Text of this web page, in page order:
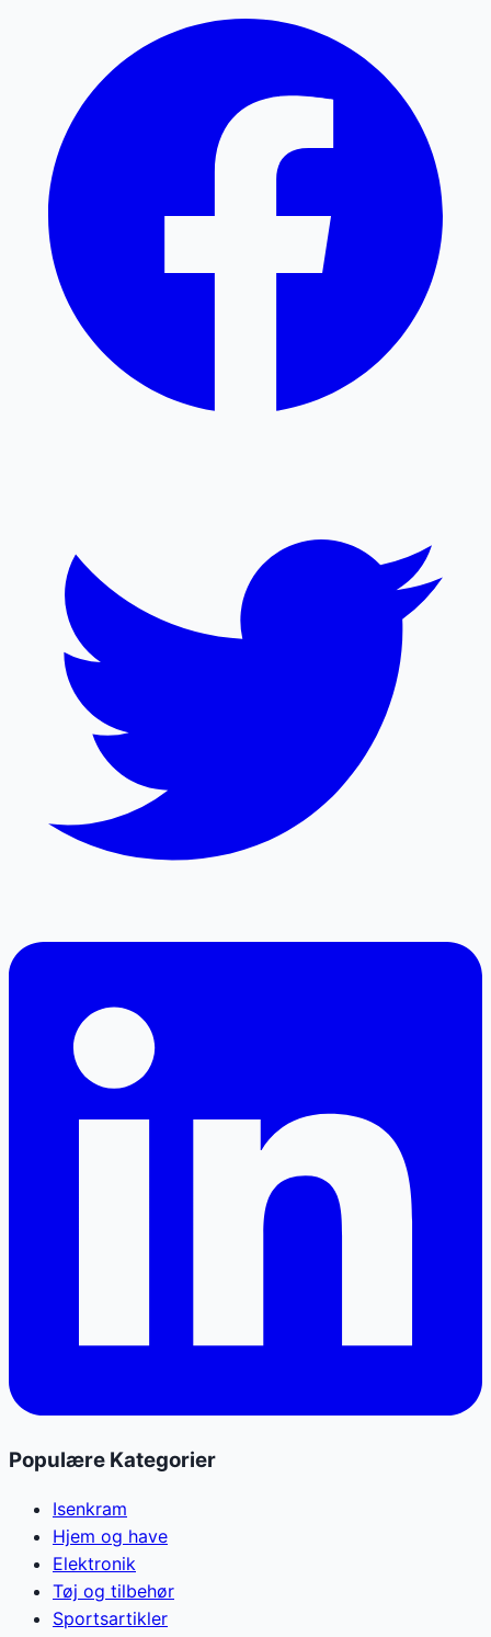
Populære Kategorier
Isenkram
Hjem og have
Elektronik
Tøj og tilbehør
Sportsartikler